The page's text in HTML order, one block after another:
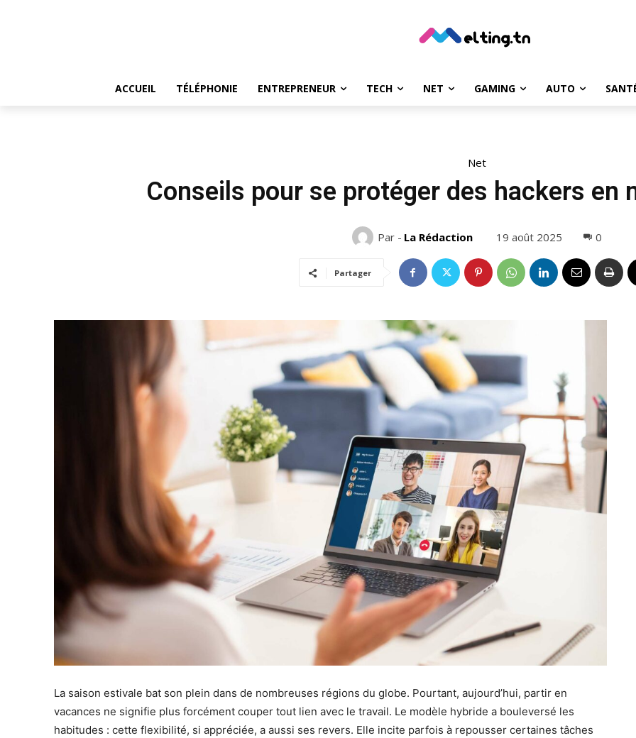
ACCUEIL TÉLÉPHONIE ENTREPRENEUR TECH NET GAMING AUTO
Net
Conseils pour se protéger des hackers en
Par - La Rédaction 19 août 2025 0
Partager
La saison estivale bat son plein dans de nombreuses régions du globe. Pourtant, aujourd’hui, partir en
vacances ne signifie plus forcément couper tout lien avec le travail. Le modèle hybride a bouleversé les
habitudes : cette flexibilité, si appréciée, a aussi ses revers. Elle incite parfois à repousser certaines tâches